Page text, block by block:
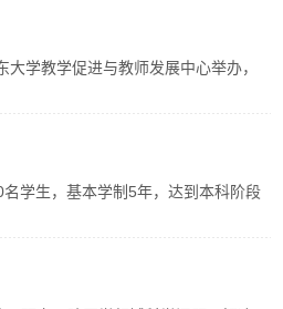
学教学促进与教师发展中心举办，
学生，基本学制5年，达到本科阶段